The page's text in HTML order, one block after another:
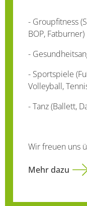
- Groupfitness
BOP, Fatburner)
-
- Sportspiele
Volleyball,
- Tanz (Ballett,
Wir freuen uns
Mehr dazu